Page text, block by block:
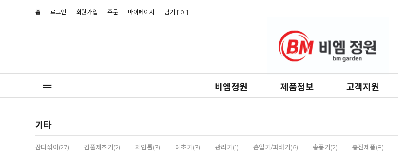
홈 로그인 회원가입 주문 마이페이지 담기 [ 0 ]
비엠정원 제품정보 고객지원
기타
잔디깎이(27) 긴풀제초기(2) 체인톱(3) 예초기(3) 관리기(1) 흡입기/파쇄기(6) 송풍기(2) 충전제품(8)